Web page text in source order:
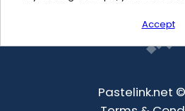
Accept
Pastelink.net